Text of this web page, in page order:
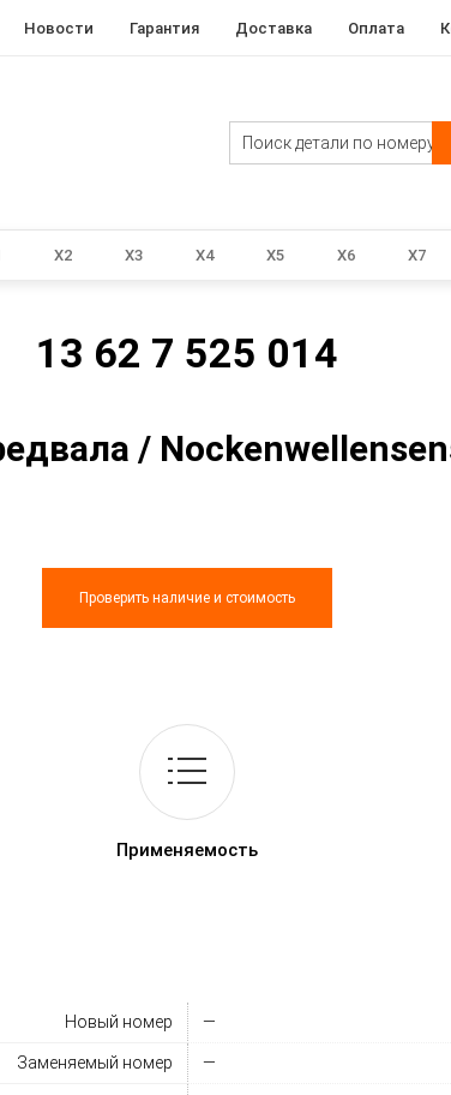
Новости Гарантия Доставка Оплата
X2 X3 X4 X5 X6 X7
13 62 7 525 014
/
Проверить наличие и стоимость
Применяемость
Новый номер —
Заменяемый номер —